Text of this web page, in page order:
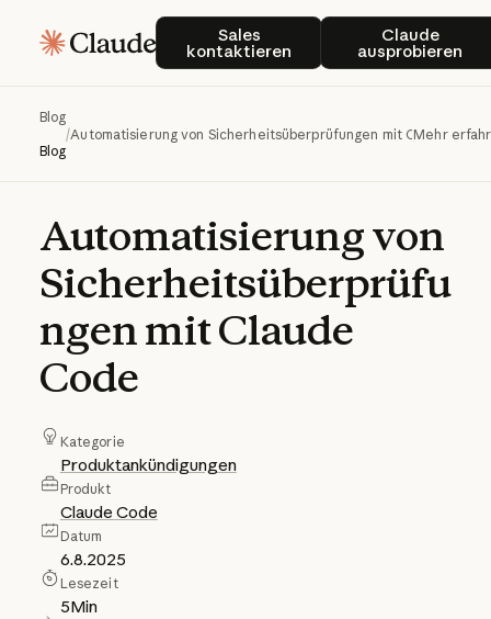
Sales
kontaktieren
Sales kontaktieren Claude
ausprobieren
Claude
Blog
Blog
/Automatisierung von Sicherheitsüberprüfungen mit Claude Code
Mehr
Automatisierungvon
Sicherheitsüberprüfu
ngenmitClaude
Code
Kategorie
Produktankündigungen
Produkt
Claude Code
Datum
6.8.2025
Lesezeit
5Min